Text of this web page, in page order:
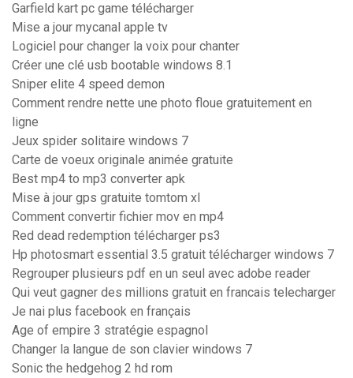
Garfield kart pc game télécharger
Mise a jour mycanal apple tv
Logiciel pour changer la voix pour chanter
Créer une clé usb bootable windows 8.1
Sniper elite 4 speed demon
Comment rendre nette une photo floue gratuitement en
ligne
Jeux spider solitaire windows 7
Carte de voeux originale animée gratuite
Best mp4 to mp3 converter apk
Mise à jour gps gratuite tomtom xl
Comment convertir fichier mov en mp4
Red dead redemption télécharger ps3
Hp photosmart essential 3.5 gratuit télécharger windows 7
Regrouper plusieurs pdf en un seul avec adobe reader
Qui veut gagner des millions gratuit en francais telecharger
Je nai plus facebook en français
Age of empire 3 stratégie espagnol
Changer la langue de son clavier windows 7
Sonic the hedgehog 2 hd rom